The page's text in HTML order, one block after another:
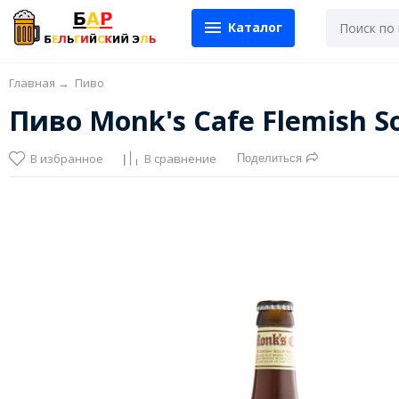
Каталог
Главная → Пиво
Пиво Monk's Cafe Flemish
В избранное В сравнение Поделиться